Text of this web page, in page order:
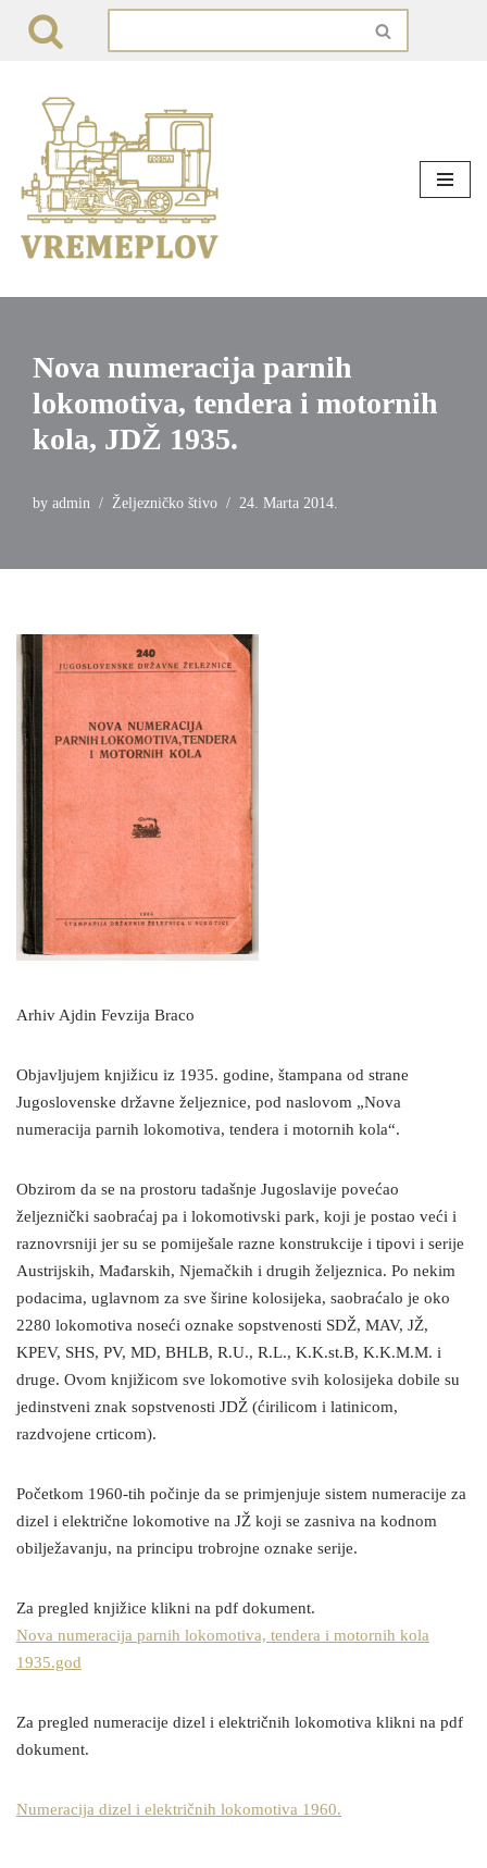
content
Nova numeracija parnih
lokomotiva, tendera i motornih
kola, JDŽ 1935.
by admin Željezničko štivo 24. Marta 2014.
Arhiv Ajdin Fevzija Braco
Objavljujem knjižicu iz 1935. godine, štampana od strane
Jugoslovenske državne željeznice, pod naslovom „Nova
numeracija parnih lokomotiva, tendera i motornih kola“.
Obzirom da se na prostoru tadašnje Jugoslavije povećao
željeznički saobraćaj pa i lokomotivski park, koji je postao veći i
raznovrsniji jer su se pomiješale razne konstrukcije i tipovi i serije
Austrijskih, Mađarskih, Njemačkih i drugih željeznica. Po nekim
podacima, uglavnom za sve širine kolosijeka, saobraćalo je oko
2280 lokomotiva noseći oznake sopstvenosti SDŽ, MAV, JŽ,
KPEV, SHS, PV, MD, BHLB, R.U., R.L., K.K.st.B, K.K.M.M. i
druge. Ovom knjižicom sve lokomotive svih kolosijeka dobile su
jedinstveni znak sopstvenosti JDŽ (ćirilicom i latinicom,
razdvojene crticom).
Početkom 1960-tih počinje da se primjenjuje sistem numeracije za
dizel i električne lokomotive na JŽ koji se zasniva na kodnom
obilježavanju, na principu trobrojne oznake serije.
Za pregled knjižice klikni na pdf dokument.
Nova numeracija parnih lokomotiva, tendera i motornih kola
1935.god
Za pregled numeracije dizel i električnih lokomotiva klikni na pdf
dokument.
Numeracija dizel i električnih lokomotiva 1960.